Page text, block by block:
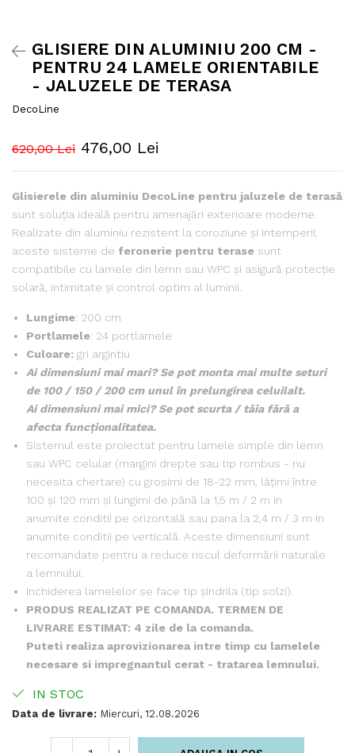
GLISIERE DIN ALUMINIU 200 CM -
PENTRU 24 LAMELE ORIENTABILE
- JALUZELE DE TERASA
DecoLine
620,00 Lei 476,00 Lei
Glisierele din aluminiu DecoLine pentru jaluzele de terasă
sunt soluția ideală pentru amenajări exterioare moderne.
Realizate din aluminiu rezistent la coroziune și intemperii,
aceste sisteme de feronerie pentru terase sunt
compatibile cu lamele din lemn sau WPC și asigură protecție
solară, intimitate și control optim al luminii.
Lungime: 200 cm
Portlamele: 24 portlamele
Culoare: gri argintiu
Ai dimensiuni mai mari? Se pot monta mai multe seturi
de 100 / 150 / 200 cm unul în prelungirea celuilalt.
Ai dimensiuni mai mici? Se pot scurta / tăia fără a
afecta funcționalitatea.
Sistemul este proiectat pentru lamele simple din lemn
sau WPC celular (margini drepte sau tip rombus - nu
necesita chertare) cu grosimi de 18-22 mm, lățimi între
100 și 120 mm și lungimi de până la 1,5 m / 2 m in
anumite conditii pe orizontală sau pana la 2,4 m / 3 m in
anumite conditii pe verticală. Aceste dimensiuni sunt
recomandate pentru a reduce riscul deformării naturale
a lemnului.
Inchiderea lamelelor se face tip șindrila (tip solzi).
PRODUS REALIZAT PE COMANDA. TERMEN DE
LIVRARE ESTIMAT: 4 zile de la comanda.
Puteti realiza aprovizionarea intre timp cu lamelele
necesare si impregnantul cerat - tratarea lemnului.
IN STOC
Data de livrare: Miercuri, 12.08.2026